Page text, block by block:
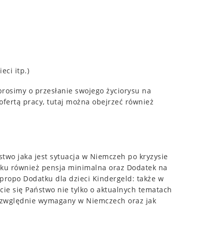
itp.)
o przesłanie swojego życiorysu na
pracy, tutaj można obejrzeć również
jaka jest sytuacja w Niemczeh po kryzysie
również pensja minimalna oraz Dodatek na
Dodatku dla dzieci Kindergeld: także w
się Państwo nie tylko o aktualnych tematach
wymagany w Niemczech oraz jak